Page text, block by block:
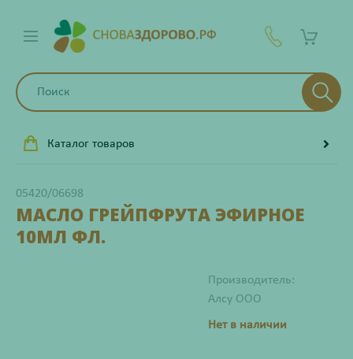
Каталог товаров
05420/06698
МАСЛО ГРЕЙПФРУТА ЭФИРНОЕ
10МЛ ФЛ.
Производитель:
Алсу ООО
Нет в наличии